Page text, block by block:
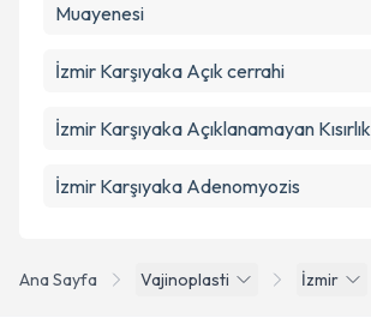
Ana Sayfa Vajinoplasti İzmir
Muayenesi
İzmir Karşıyaka Açık cerrahi
İzmir Karşıyaka Açıklanamayan Kısırlık
İzmir Karşıyaka Adenomyozis